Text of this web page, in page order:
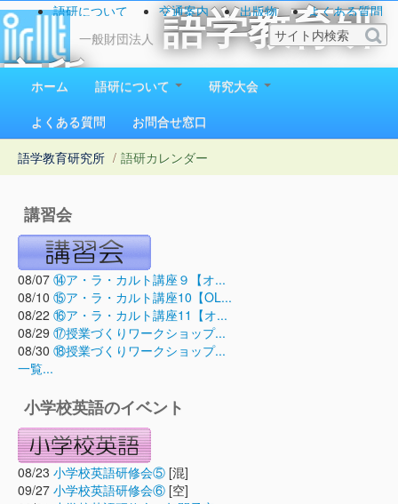
一般財団法人
語学教育研
究所
1923（大正12）年創立
語研について 交通案内 出版物
よくある質問
お問い合わせ
ホーム 語研について
研究大会
よくある質問
お問合せ窓口
語学教育研究所 / 語研カレンダー
講習会
08/07 ⑭ア・ラ・カルト講座９【オ...
08/10 ⑮ア・ラ・カルト講座10【OL...
08/22 ⑯ア・ラ・カルト講座11【オ...
08/29 ⑰授業づくりワークショップ...
08/30 ⑱授業づくりワークショップ...
一覧...
小学校英語のイベント
08/23 小学校英語研修会⑤ [混]
09/27 小学校英語研修会⑥ [空]